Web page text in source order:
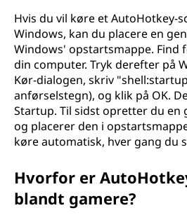
Hvis du vil køre et AutoHotkey-
Windows, kan du placere en
Windows' opstartsmappe. Find
din computer. Tryk derefter på
Kør-dialogen, skriv
anførselstegn), og klik på OK.
Startup. Til sidst opretter du en
og placerer den i
køre automatisk, hver gang du
Hvorfor er
blandt gamere?